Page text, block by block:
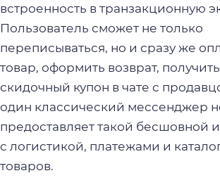
встроенность в транзакционную
Пользователь сможет не только
переписываться, но и сразу же
товар, оформить возврат, получить
скидочный купон в чате с
один классический мессенджер
предоставляет такой бесшовной
с логистикой, платежами и
товаров.